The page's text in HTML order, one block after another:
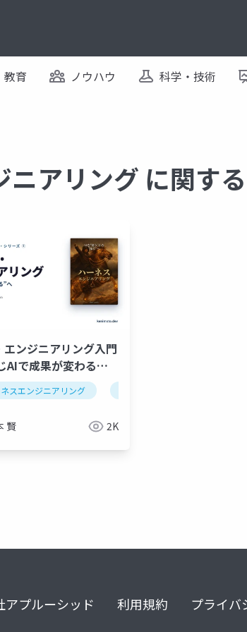
教育 ノウハウ 科学・技術
アリング に関す
contextengineering
エンジニアリング入門
AIで成果が変わるの
スエンジニアリング
賢 2K
プルーシッド 利用規約 プライバ